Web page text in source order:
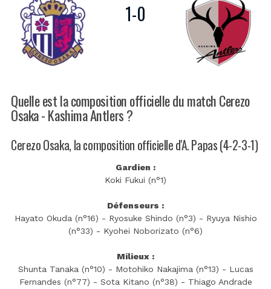
1-0
Quelle est la composition officielle du match Cerezo
Osaka - Kashima Antlers ?
Cerezo Osaka, la composition officielle d'A. Papas (4-2-3-1)
Gardien :
Koki Fukui (n°1)
Défenseurs :
Hayato Okuda (n°16) - Ryosuke Shindo (n°3) - Ryuya Nishio
(n°33) - Kyohei Noborizato (n°6)
Milieux :
Shunta Tanaka (n°10) - Motohiko Nakajima (n°13) - Lucas
Fernandes (n°77) - Sota Kitano (n°38) - Thiago Andrade